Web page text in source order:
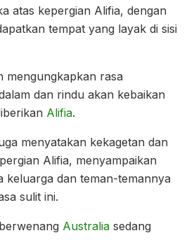
atas kepergian Alifia, dengan
tempat yang layak di sisi
mengungkapkan rasa
dan rindu akan kebaikan
Alifia.
menyatakan kekagetan dan
Alifia, menyampaikan
keluarga dan teman-temannya
sulit ini.
Australia sedang